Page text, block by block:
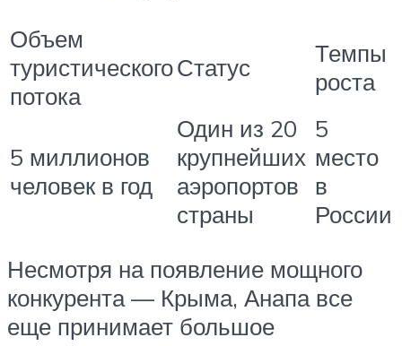
Объем
туристического
потока
Статус
Темпы
роста
5 миллионов
человек в год
Один из 20
крупнейших
аэропортов
страны
5
место
в
России
Несмотря на появление мощного
конкурента — Крыма, Анапа все
еще принимает большое